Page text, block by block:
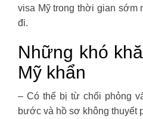
visa Mỹ trong thời gian sớm
đi.
Những khó
Mỹ khẩn
– Có thể bị từ chối phỏng
bước và hồ sơ không thuyết